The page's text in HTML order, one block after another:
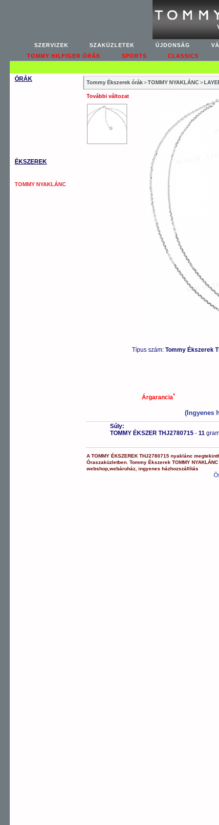
SZERVIZEK SZAKÜZLETEK ÚJDONSÁG
TOMMY HILFIGER ÓRÁK
SPORTS CLASSICS
ÓRÁK
ÉKSZEREK
TOMMY NYAKLÁNC
Tommy Ékszerek órák>TOMMY NYAKLÁNC>
További változat
Típus szám: Tommy Ékszerek
Árgarancia*
(Ingyenes
Súly:
TOMMY ÉKSZER THJ2780715 - 11
ATOMMY ÉKSZEREK THJ2780715 nyaklánc
Óraszaküzletben.Tommy Ékszerek TOMMY NYAKLÁNC
webshop ,webáruház ,ingyenes házhozszállítás